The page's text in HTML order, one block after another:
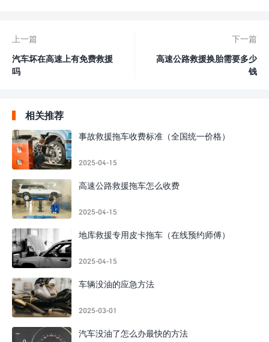
上一篇
汽车坏在高速上有免费救援
吗
下一篇
高速公路救援换胎需要多少
钱
相关推荐
事故救援拖车收费标准（全国统一价格）
2025-04-15
高速公路救援拖车怎么收费
2025-04-15
地库救援专用皮卡拖车（在线预约师傅）
2025-04-15
车辆没油的应急方法
2025-03-01
汽车没油了怎么办最快的方法